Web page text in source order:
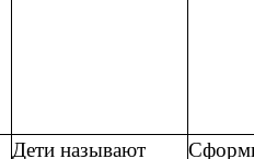
Дети называют